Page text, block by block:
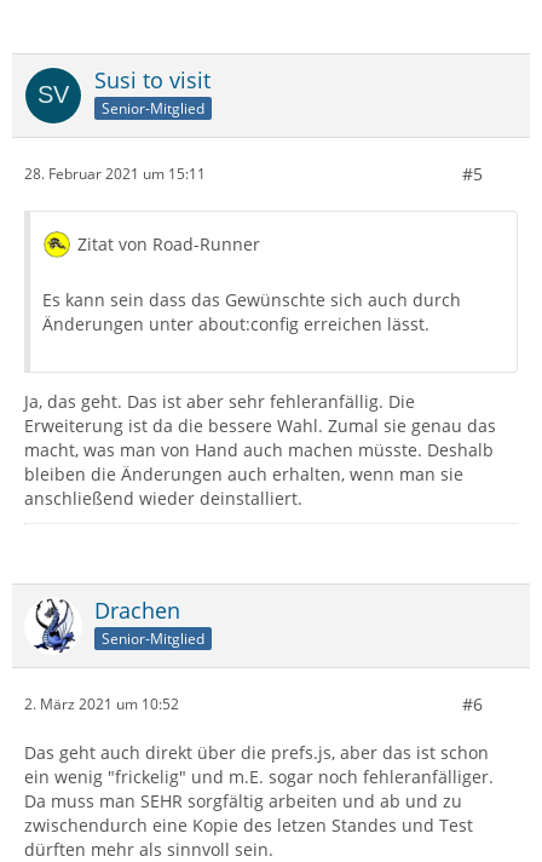
Susi to visit
Senior-Mitglied
28. Februar 2021 um 15:11 #5
Zitat von Road-Runner
Es kann sein dass das Gewünschte sich auch durch
Änderungen unter about:config erreichen lässt.
Ja, das geht. Das ist aber sehr fehleranfällig. Die
Erweiterung ist da die bessere Wahl. Zumal sie genau das
macht, was man von Hand auch machen müsste. Deshalb
bleiben die Änderungen auch erhalten, wenn man sie
anschließend wieder deinstalliert.
Drachen
Senior-Mitglied
2. März 2021 um 10:52 #6
Das geht auch direkt über die prefs.js, aber das ist schon
ein wenig "frickelig" und m.E. sogar noch fehleranfälliger.
Da muss man SEHR sorgfältig arbeiten und ab und zu
zwischendurch eine Kopie des letzen Standes und Test
dürften mehr als sinnvoll sein.